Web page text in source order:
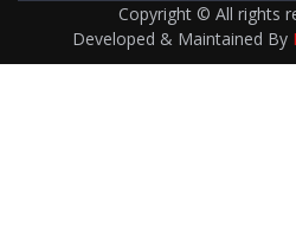
Copyright © All rights
Developed & Maintained By